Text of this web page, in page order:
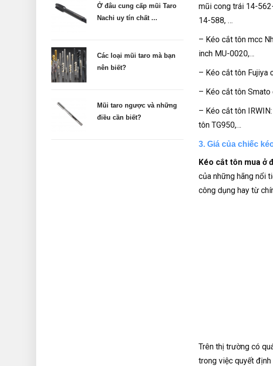
mũi cong trái 14-
14-588, …
– Kéo cắt tôn mcc
inch MU-0020,…
– Kéo cắt tôn Fujiya
– Kéo cắt tôn Smato
– Kéo cắt tôn
tôn TG950,…
3. Giá của chiếc
Kéo cắt tôn mua ở
của những hãng nổi
công dụng hay từ
Trên thị trường có
trong việc quyết định
Ở đâu cung cấp mũi Taro
Nachi uy tín chất ...
Các loại mũi taro mà bạn
nên biết?
Mũi taro ngược và những
điều cần biết?